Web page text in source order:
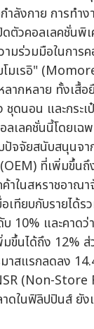
ลังกาย การทำง
ตัวคอลเลคชั่นพิ
มร่วมมือในการ
มเรอิ"
ากหลาย ทั้งเสื้อ
ดนอน และกระเ
เลคชั่นนี้โดยเฉพ
จจัยสนับสนุนจา
ที่เพิ่มขึ้นถึ
าในสหราชอาณา
เทียบกับรายได้ร
10% และคาดว่
ขึ้นได้ถึง 12% ส่
าสแรกลดลง
(Non-
ดในฟิลิปปินส์ ยัง